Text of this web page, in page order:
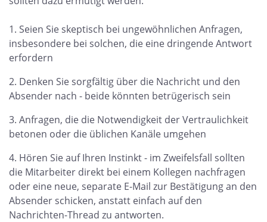
Seien Sie skeptisch bei ungewöhnlichen Anfragen,
insbesondere bei solchen, die eine dringende Antwort
erfordern
Denken Sie sorgfältig über die Nachricht und den
Absender nach - beide könnten betrügerisch sein
Anfragen, die die Notwendigkeit der Vertraulichkeit
betonen oder die üblichen Kanäle umgehen
Hören Sie auf Ihren Instinkt - im Zweifelsfall sollten
die Mitarbeiter direkt bei einem Kollegen nachfragen
oder eine neue, separate E-Mail zur Bestätigung an den
Absender schicken, anstatt einfach auf den
Nachrichten-Thread zu antworten.